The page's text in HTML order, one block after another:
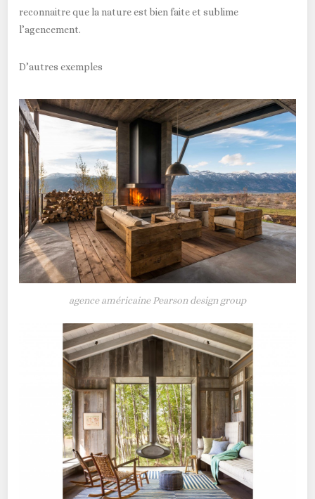
reconnaitre que la nature est bien faite et sublime
l’agencement.
D’autres exemples
agence américaine Pearson design group